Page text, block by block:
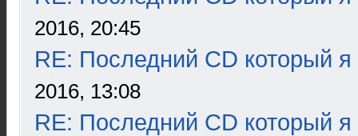
2016, 20:45
RE: Последний CD который я
2016, 13:08
RE: Последний CD который я